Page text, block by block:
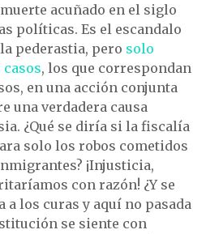
acuñado en el siglo
políticas. Es el escandalo
pederastia, pero solo
, los que correspondan
en una acción conjunta
una verdadera causa
¿Qué se diría si la fiscalía
solo los robos cometidos
¡Injusticia,
con razón! ¿Y se
los curas y aquí no pasada
se siente con